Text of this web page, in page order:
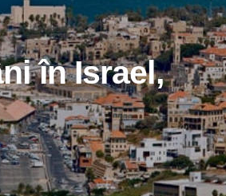
în Israel,